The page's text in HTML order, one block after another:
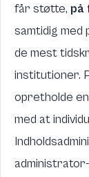
får støtte, på
samtidig med
de mest
institutioner.
opretholde
med at